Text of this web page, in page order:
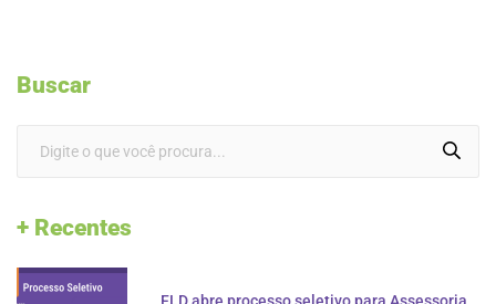
Buscar
+ Recentes